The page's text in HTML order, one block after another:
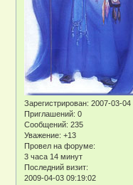
Зарегистрирован: 2007-03-04
Приглашений: 0
Сообщений: 235
Уважение: +13
Провел на форуме:
3 часа 14 минут
Последний визит:
2009-04-03 09:19:02